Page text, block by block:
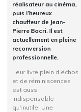
réalisateur au cinéma,
puis l’heureux
chauffeur de Jean-
Pierre Bacri. Il est
actuellement en pleine
reconversion
professionnelle.
Leur livre plein d’échos
et de réminiscences
est aussi
indispensable
qu’inutile. Une